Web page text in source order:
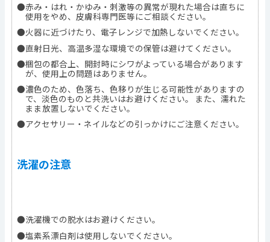
●赤み・はれ・かゆみ・刺激等の異常が現れた場合は直ちに
使用をやめ、皮膚科専門医等にご相談ください。
●火器に近づけたり、電子レンジで加熱しないでください。
●直射日光、高温多湿な環境での保管は避けてください。
●梱包の都合上、開封時にシワがよっている場合があります
が、使用上の問題はありません。
●濃色のため、色落ち、色移りが生じる可能性がありますの
で、淡色のものと共洗いはお避けください。 また、濡れた
まま放置しないでください。
●アクセサリー・ネイルなどの引っかけにご注意ください。
洗濯の注意
●洗濯機での脱水はお避けください。
●塩素系漂白剤は使用しないでください。